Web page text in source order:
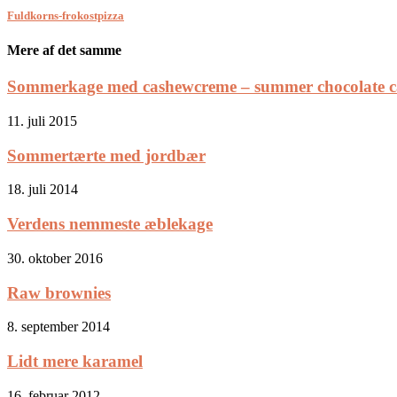
Fuldkorns-frokostpizza
Mere af det samme
Sommerkage med cashewcreme – summer chocolate
11. juli 2015
Sommertærte med jordbær
18. juli 2014
Verdens nemmeste æblekage
30. oktober 2016
Raw brownies
8. september 2014
Lidt mere karamel